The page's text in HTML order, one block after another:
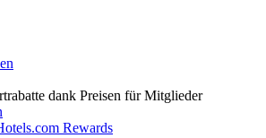
dank Preisen für Mitglieder
Rewards